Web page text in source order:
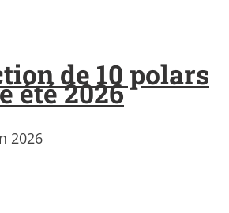
de 10 polars
été 2026
2026